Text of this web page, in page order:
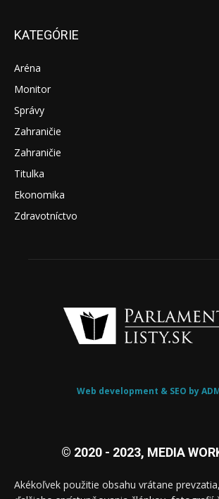
KATEGÓRIE
Aréna
Monitor
Správy
Zahraničie
Zahraničie
Titulka
Ekonomika
Zdravotníctvo
Web development & SEO by
© 2020 - 2023, MEDIA
Akékoľvek použitie obsahu vrátane